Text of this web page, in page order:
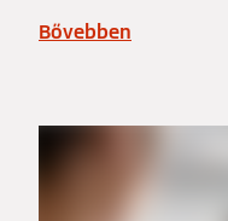
Bővebben